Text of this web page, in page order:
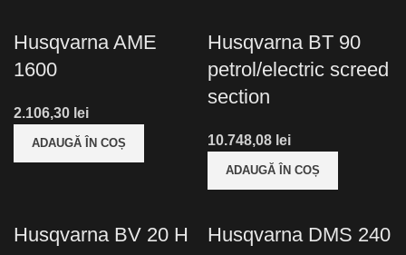
Husqvarna AME
1600
lei
ADAUGĂ ÎN COȘ
Husqvarna BT 90
petrol/electric screed
section
lei
ADAUGĂ ÎN COȘ
Husqvarna BV 20 H Husqvarna DMS 240